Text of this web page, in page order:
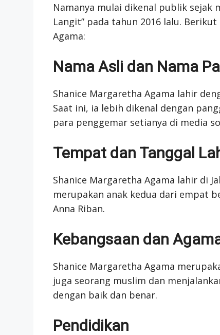
Namanya mulai dikenal publik
Langit” pada tahun 2016 lalu.
Agama:
Nama Asli dan Nama
Shanice Margaretha Agama lahir
Saat ini, ia lebih dikenal dengan
para penggemar setianya di media
Tempat dan Tanggal
Shanice Margaretha Agama lahir di
merupakan anak kedua dari empat
Anna Riban.
Kebangsaan dan
Shanice Margaretha Agama
juga seorang muslim dan
dengan baik dan benar.
Pendidikan